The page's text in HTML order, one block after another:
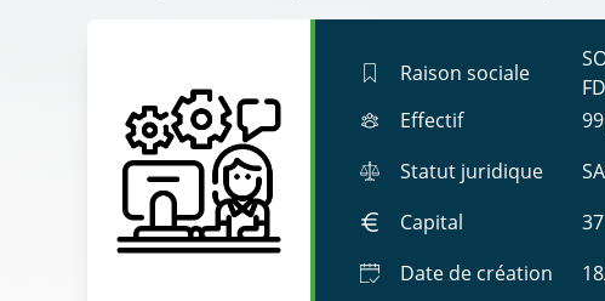
Raison sociale
Effectif
Statut juridique
Capital
Date de création